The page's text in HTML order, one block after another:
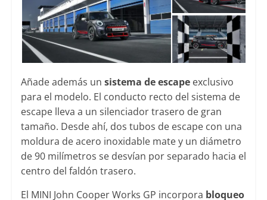
Añade además un sistema de escapeexclusivo
para el modelo. El conducto recto del sistema de
escape lleva a un silenciador trasero de gran
tamaño. Desde ahí, dos tubos de escape con una
moldura de acero inoxidable mate y un diámetro
de 90 milímetros se desvían por separado hacia el
centro del faldón trasero.
El MINI John Cooper Works GP incorpora bloqueo